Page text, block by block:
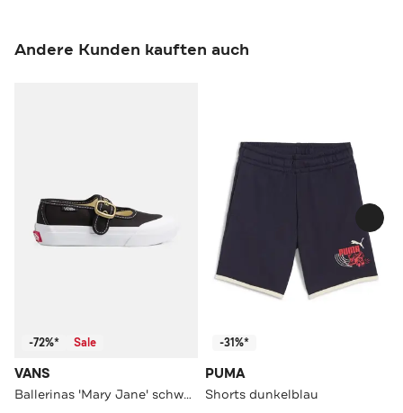
Andere Kunden kauften auch
-72%* Sale
VANS
Ballerinas 'Mary Jane' schwarz
-31%*
PUMA
Shorts dunkelblau